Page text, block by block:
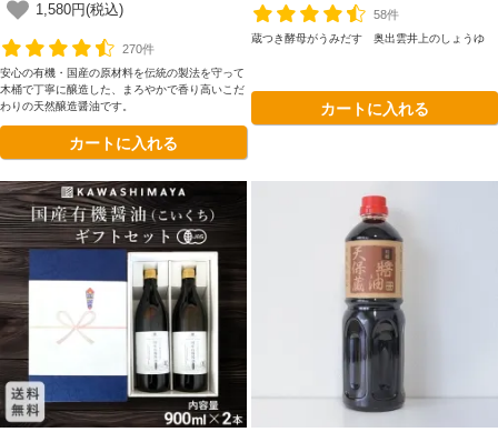
1,580円(税込)
270件
安心の有機・国産の原材料を伝統の製法を守って
木桶で丁寧に醸造した、まろやかで香り高いこだ
わりの天然醸造醤油です。
カートに入れる
58件
蔵つき酵母がうみだす 奥出雲井上のしょうゆ
カートに入れる